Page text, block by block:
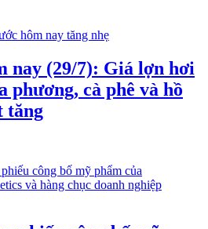
nay (29/7): Giá lợn hơi
phương, cà phê và hồ
tăng